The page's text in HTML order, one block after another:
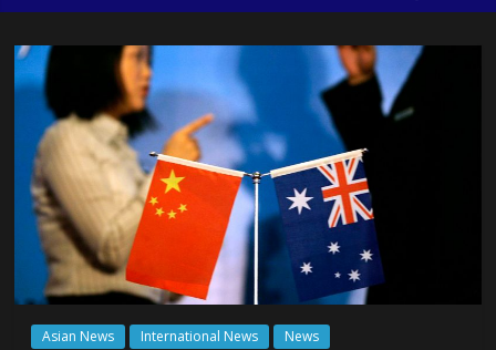
Asian News International News News